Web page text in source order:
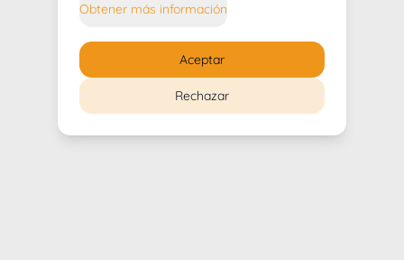
Obtener más información
Rechazar
Aceptar